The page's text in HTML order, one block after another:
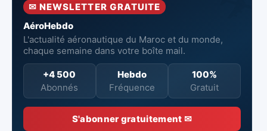
✉ NEWSLETTER GRATUITE
AéroHebdo
L'actualité aéronautique du Maroc et du monde,
chaque semaine dans votre boîte mail.
+4 500
Abonnés
Hebdo
Fréquence
100%
Gratuit
S'abonner gratuitement ✉